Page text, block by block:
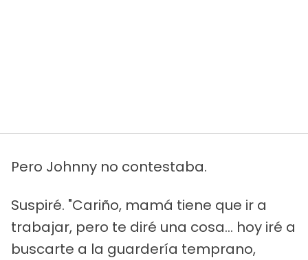
Pero Johnny no contestaba.
Suspiré. "Cariño, mamá tiene que ir a
trabajar, pero te diré una cosa... hoy iré a
buscarte a la guardería temprano,